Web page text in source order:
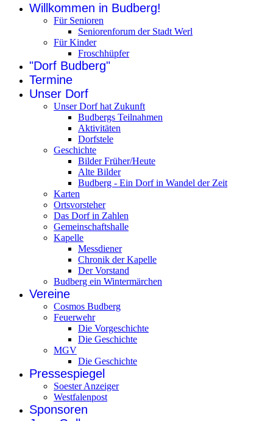
Willkommen in Budberg!
Für Senioren
Seniorenforum der Stadt Werl
Für Kinder
Froschhüpfer
"Dorf Budberg"
Termine
Unser Dorf
Unser Dorf hat Zukunft
Budbergs Teilnahmen
Aktivitäten
Dorfstele
Geschichte
Bilder Früher/Heute
Alte Bilder
Budberg - Ein Dorf in Wandel der Zeit
Karten
Ortsvorsteher
Das Dorf in Zahlen
Gemeinschaftshalle
Kapelle
Messdiener
Chronik der Kapelle
Der Vorstand
Budberg ein Wintermärchen
Vereine
Cosmos Budberg
Feuerwehr
Die Vorgeschichte
Die Geschichte
MGV
Die Geschichte
Pressespiegel
Soester Anzeiger
Westfalenpost
Sponsoren